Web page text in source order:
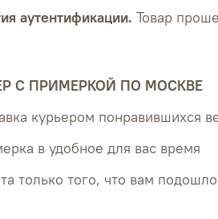
аутентификации. Товар
С ПРИМЕРКОЙ ПО МОСКВЕ
курьером понравившихся
в удобное для вас время
только того, что вам подошло